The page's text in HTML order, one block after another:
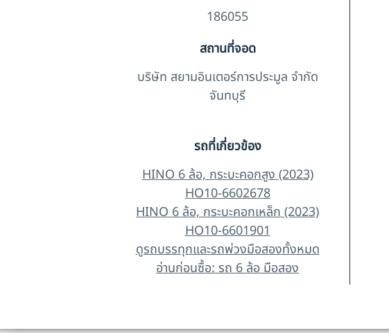
186055
สถานที่จอด
บริษัท สยามอินเตอร์การประมูล จำกัด
จันทบุรี
รถที่เกี่ยวข้อง
HINO 6 ล้อ, กระบะคอกสูง (2023)
HO10-6602678
HINO 6 ล้อ, กระบะคอกเหล็ก (2023)
HO10-6601901
ดูรถบรรทุกและรถพ่วงมือสองทั้งหมด
อ่านก่อนซื้อ: รถ 6 ล้อ มือสอง